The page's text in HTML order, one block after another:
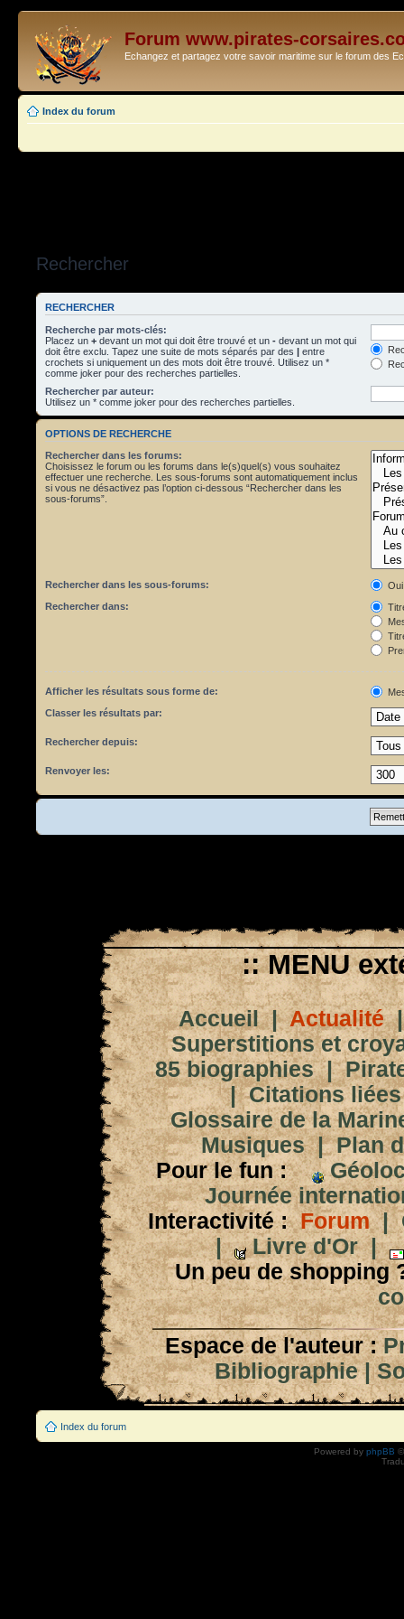
Forum www.pirates-
Echangez et partagez votre savoir maritime sur le forum des
Index du forum
Rechercher
RECHERCHER
Recherche par mots-clés:
Placez un + devant un mot qui doit être trouvé et un - devant un mot qui
doit être exclu. Tapez une suite de mots séparés par des | entre
crochets si uniquement un des mots doit être trouvé. Utilisez un *
comme joker pour des recherches partielles.
Rechercher par auteur:
Utilisez un * comme joker pour des recherches partielles.
OPTIONS DE RECHERCHE
Rechercher dans les forums:
Choisissez le forum ou les forums dans le(s)quel(s) vous souhaitez
effectuer une recherche. Les sous-forums sont automatiquement inclus
si vous ne désactivez pas l’option ci-dessous “Rechercher dans les
sous-forums”.
Rechercher dans les sous-forums:
Oui
Rechercher dans:
Afficher les résultats sous forme de:
Classer les résultats par:
Rechercher depuis:
Renvoyer les:
:: MENU
Accueil|Actualité
Superstitions et
85 biographies|
|Citations
Glossaire de la
Musiques|Plan
Pour le fun :
Journée
Interactivité : Forum|
|
Livre d'Or|
Un peu de shopping
Espace de l'auteur :
Bibliographie|
Index du forum
Powered by phpBB